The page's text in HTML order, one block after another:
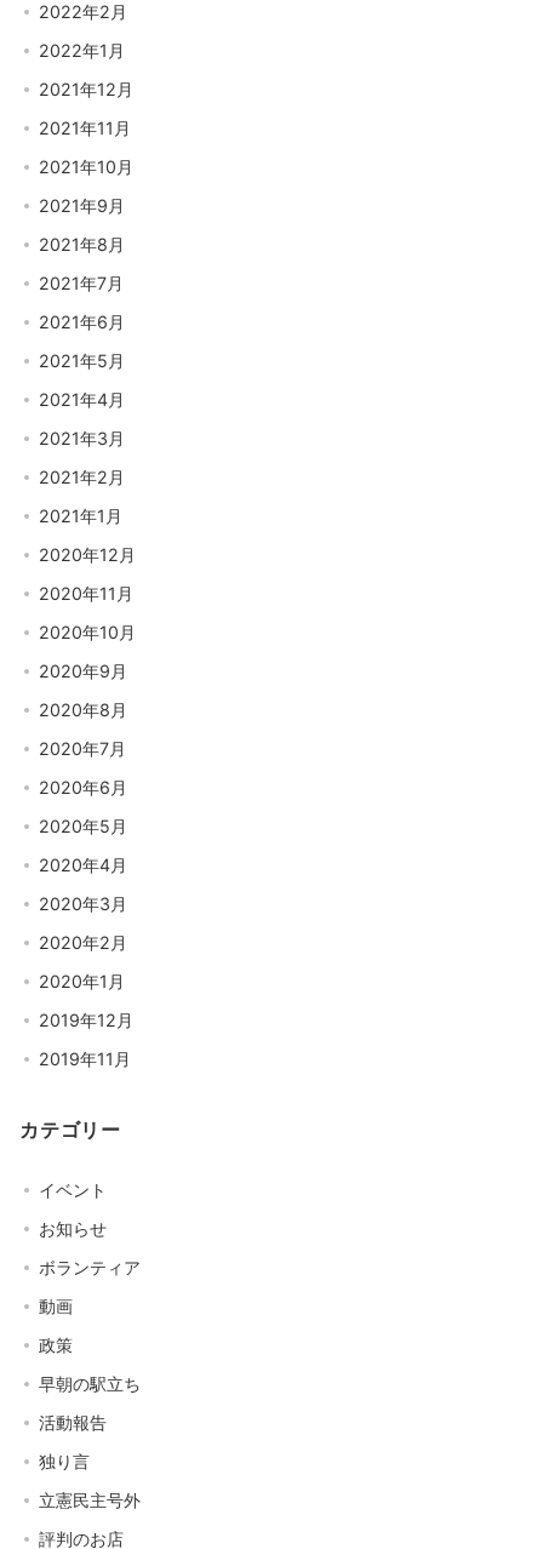
2022年2月
2022年1月
2021年12月
2021年11月
2021年10月
2021年9月
2021年8月
2021年7月
2021年6月
2021年5月
2021年4月
2021年3月
2021年2月
2021年1月
2020年12月
2020年11月
2020年10月
2020年9月
2020年8月
2020年7月
2020年6月
2020年5月
2020年4月
2020年3月
2020年2月
2020年1月
2019年12月
2019年11月
カテゴリー
イベント
お知らせ
ボランティア
動画
政策
早朝の駅立ち
活動報告
独り言
立憲民主号外
評判のお店